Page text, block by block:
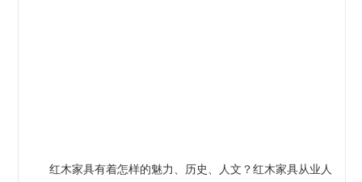
红木家具有着怎样的魅力、历史、人文？红木家具从业人